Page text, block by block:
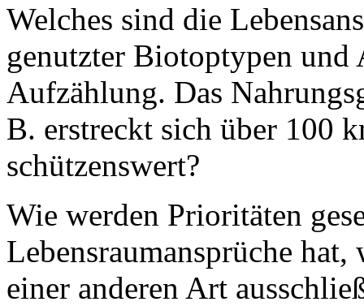
Welches sind die
genutzter Biotoptypen
Aufzählung. Das
B. erstreckt sich über 100
schützenswert?
Wie werden Prioritäten
Lebensraumansprüche
einer anderen Art